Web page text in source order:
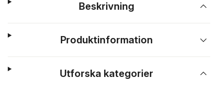
Beskrivning
Produktinformation
Utforska kategorier